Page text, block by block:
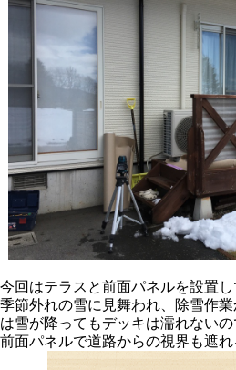
今回はテラスと前面パネルを設置し
季節外れの雪に見舞われ、除雪作
は雪が降ってもデッキは濡れないの
前面パネルで道路からの視界も遮れ